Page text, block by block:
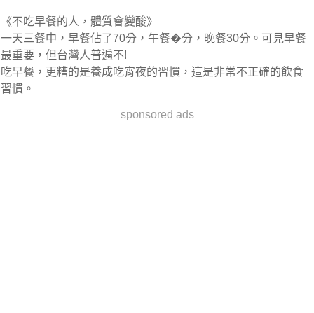
《不吃早餐的人，體質會變酸》
一天三餐中，早餐佔了70分，午餐�分，晚餐30分。可見早餐
最重要，但台灣人普遍不!
吃早餐，更糟的是養成吃宵夜的習慣，這是非常不正確的飲食
習慣。
sponsored ads